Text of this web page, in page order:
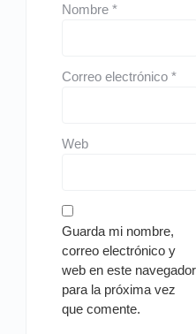
Nombre*
Correo electrónico*
Web
Guarda mi nombre,
correo electrónico y
web en este navegador
para la próxima vez
que comente.